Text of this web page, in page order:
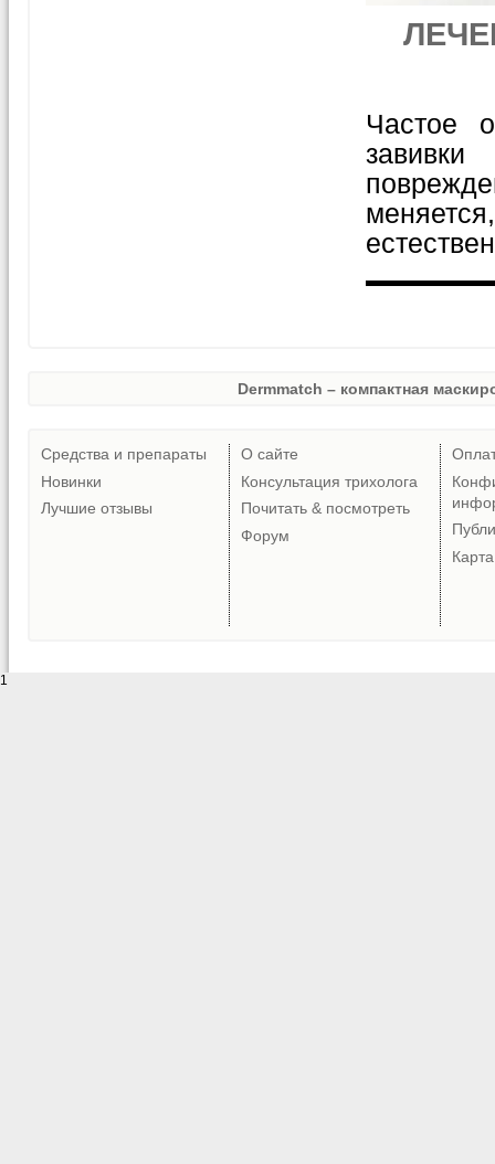
Частое
Dermmatch – компактная
Средства и препараты
Новинки
Лучшие отзывы
О сайте
Консультация трихолога
Почитать & посмотреть
Форум
1